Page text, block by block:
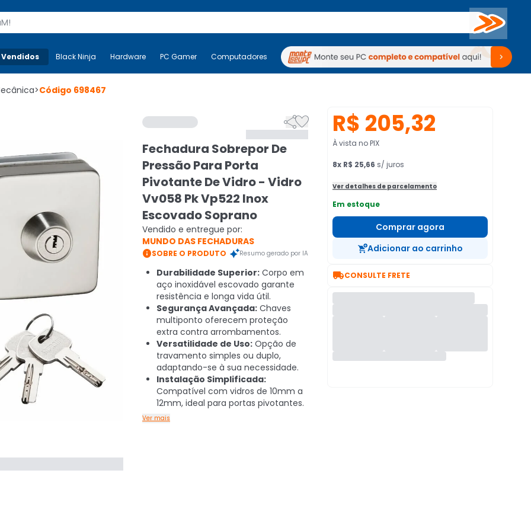
Buscar
Mais-v- Black Ninja Hardware PC Gamer Computadores Periféricos TV Venda no KaBuM!
Black Ninja Hardware PC Gamer Computadores Periféricos TV Venda no KaBuM!
>Código 698467

Fechadura Sobrepor De
Pressão Para Porta
Pivotante De Vidro - Vidro
Vv058 Pk Vp522 Inox
Escovado Soprano
Vendido e entregue por:
MUNDO DAS FECHADURAS
SOBRE O PRODUTO Resumo gerado por IA
Durabilidade Superior: Corpo em
aço inoxidável escovado garante
resistência e longa vida útil.
Segurança Avançada: Chaves
multiponto oferecem proteção
extra contra arrombamentos.
Versatilidade de Uso: Opção de
travamento simples ou duplo,
adaptando-se à sua necessidade.
Instalação Simplificada:
Compatível com vidros de 10mm a
12mm, ideal para portas pivotantes.
Ver mais
R$ 205,32
À vista no PIX
8x R$ 25,66 s/ juros
Ver detalhes de parcelamento
Em estoque
Comprar agora
Adicionar ao carrinho
CONSULTE FRETE